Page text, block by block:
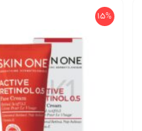
15%